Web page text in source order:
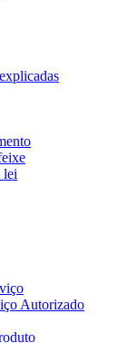
lei
Autorizado